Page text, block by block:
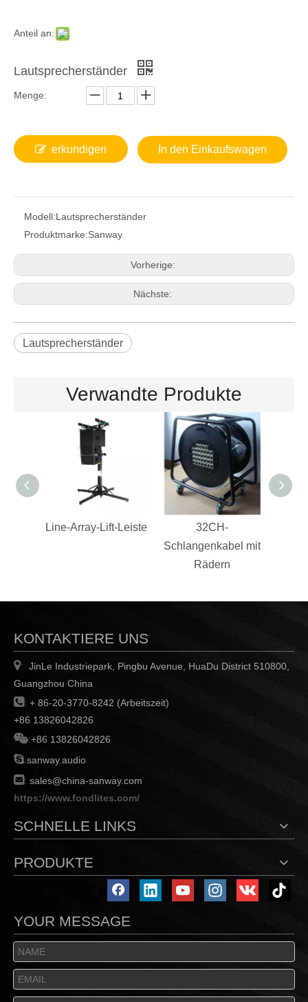
Anteil an:
Lautsprecherständer
Menge:
erkundigen In den Einkaufswagen
Modell:Lautsprecherständer
Produktmarke:Sanway
Vorherige:
Nächste:
Lautsprecherständer
Verwandte Produkte
Line-Array-Lift-Leiste
32CH-
Schlangenkabel mit
Rädern
KONTAKTIERE UNS
:
JinLe Industriepark, Pingbu Avenue, HuaDu District 510800,
Guangzhou China
: + 86-20-3770-8242 (Arbeitszeit)
+86 13826042826
:+86 13826042826
:sanway.audio
: sales@china-sanway.com
https://www.fondlites.com/
SCHNELLE LINKS
PRODUKTE
YOUR MESSAGE